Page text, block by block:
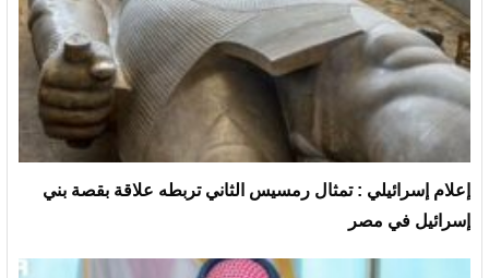
إعلام إسرائيلي : تمثال رمسيس الثاني تربطه علاقة بقصة بني
إسرائيل في مصر